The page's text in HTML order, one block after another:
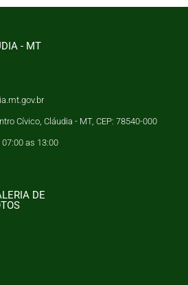
- MT
Cívico, Cláudia - MT, CEP: 78540-000
as 13:00
DE